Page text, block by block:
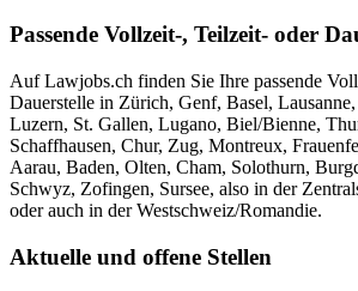
Passende Vollzeit-, Teilzeit- oder
Auf Lawjobs.ch finden Sie Ihre passende
Dauerstelle in Zürich, Genf, Basel,
Luzern, St. Gallen, Lugano, Biel/Bienne,
Schaffhausen, Chur, Zug, Montreux,
Aarau, Baden, Olten, Cham, Solothurn,
Schwyz, Zofingen, Sursee, also in der
oder auch in der Westschweiz/Romandie.
Aktuelle und offene Stellen